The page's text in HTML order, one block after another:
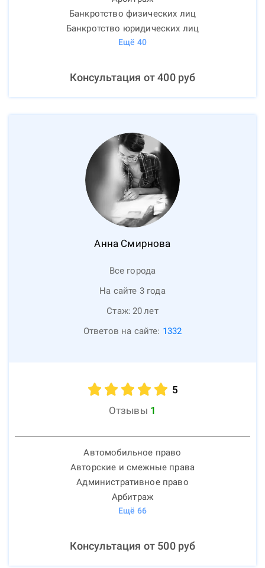
Банкротство физических лиц
Банкротство юридических лиц
Ещё 40
Консультация от400руб
Анна Смирнова
Все города
На сайте 3 года
Стаж: 20лет
Ответов на сайте: 1332
5
Отзывы 1
Автомобильное право
Авторские и смежные права
Административное право
Арбитраж
Ещё 66
Консультация от 500руб